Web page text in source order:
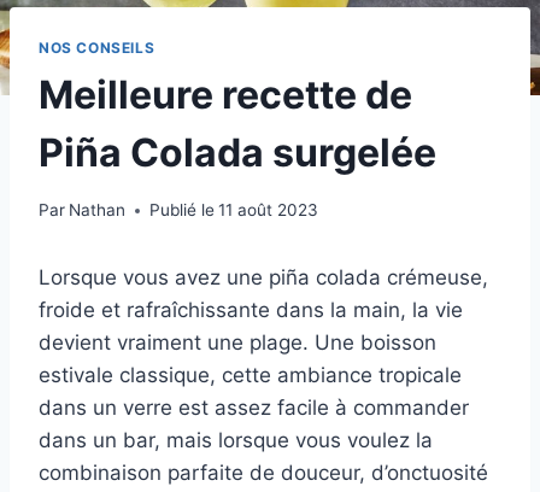
NOS CONSEILS
Meilleure recette de
Piña Colada surgelée
Par Nathan Publié le 11 août 2023
Lorsque vous avez une piña colada crémeuse,
froide et rafraîchissante dans la main, la vie
devient vraiment une plage. Une boisson
estivale classique, cette ambiance tropicale
dans un verre est assez facile à commander
dans un bar, mais lorsque vous voulez la
combinaison parfaite de douceur, d’onctuosité